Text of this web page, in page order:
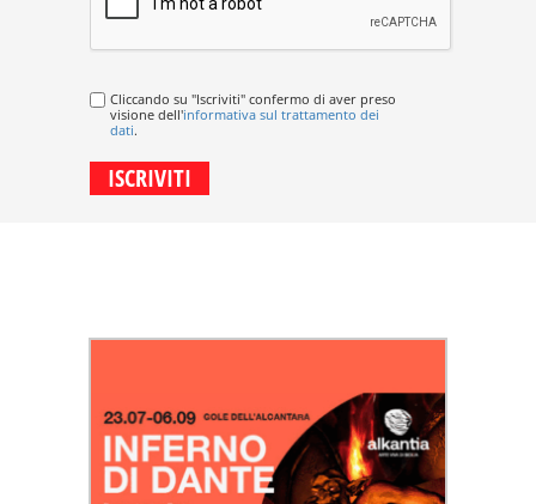
Cliccando su "Iscriviti" confermo di aver preso
visione dell'informativa sul trattamento dei
dati.